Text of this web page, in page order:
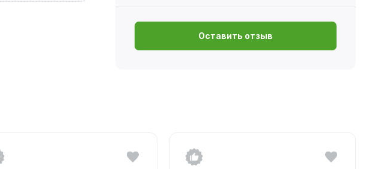
Оставить отзыв